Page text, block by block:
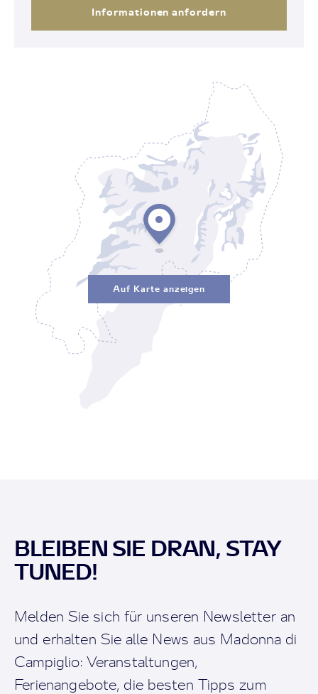
Informationen anfordern
Auf Karte anzeigen
BLEIBEN SIE DRAN, STAY
TUNED!
Melden Sie sich für unseren Newsletter an
und erhalten Sie alle News aus Madonna di
Campiglio: Veranstaltungen,
Ferienangebote, die besten Tipps zum